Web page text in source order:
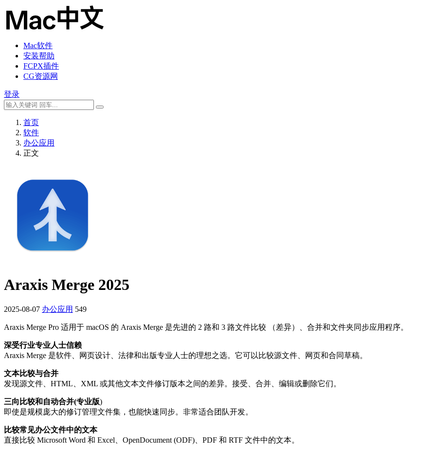
Mac软件
安装帮助
FCPX插件
CG资源网
登录
首页
软件
办公应用
正文
Araxis Merge 2025
2025-08-07 办公应用 549
Araxis Merge Pro 适用于 macOS 的 Araxis Merge 是先进的 2 路和 3 路文件比较 （差异）、合并和文件夹同步应用程序。
深受行业专业人士信赖
Araxis Merge 是软件、网页设计、法律和出版专业人士的理想之选。它可以比较源文件、网页和合同草稿。
文本比较与合并
发现源文件、HTML、XML 或其他文本文件修订版本之间的差异。接受、合并、编辑或删除它们。
三向比较和自动合并(专业版)
即使是规模庞大的修订管理文件集，也能快速同步。非常适合团队开发。
比较常见办公文件中的文本
直接比较 Microsoft Word 和 Excel、OpenDocument (ODF)、PDF 和 RTF 文件中的文本。